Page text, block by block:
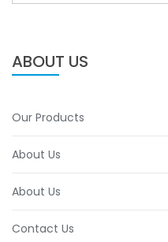
ABOUT US
Our Products
About Us
About Us
Contact Us